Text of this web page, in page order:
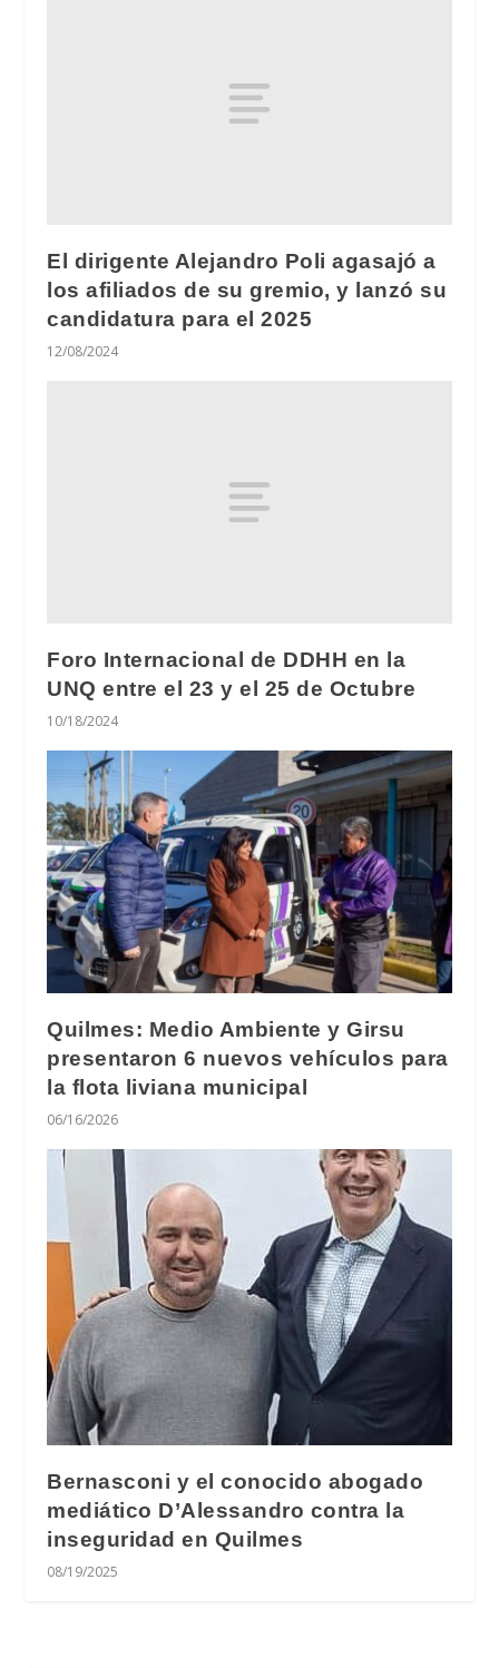
El dirigente Alejandro Poli agasajó a
los afiliados de su gremio, y lanzó su
candidatura para el 2025
12/08/2024
Foro Internacional de DDHH en la
UNQ entre el 23 y el 25 de Octubre
10/18/2024
Quilmes: Medio Ambiente y Girsu
presentaron 6 nuevos vehículos para
la flota liviana municipal
06/16/2026
Bernasconi y el conocido abogado
mediático D’Alessandro contra la
inseguridad en Quilmes
08/19/2025